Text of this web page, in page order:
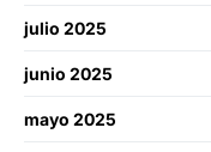
julio 2025
junio 2025
mayo 2025